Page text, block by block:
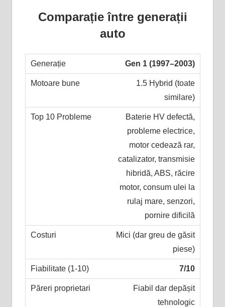
Comparație între generații
auto
Gen 1 (1997–2003)
1.5 Hybrid (toate
similare)
Baterie HV defectă,
probleme electrice,
motor cedează rar,
catalizator, transmisie
hibridă, ABS, răcire
motor, consum ulei la
rulaj mare, senzori,
pornire dificilă
Mici (dar greu de găsit
piese)
7/10
Fiabil dar depășit
tehnologic